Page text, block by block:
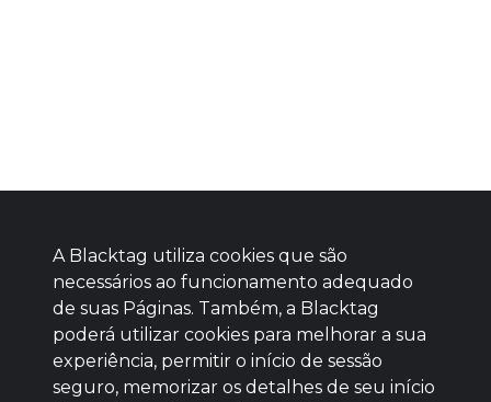
Baixe agora nosso app
A Blacktag utiliza cookies que são
necessários ao funcionamento adequado
de suas Páginas. Também, a Blacktag
poderá utilizar cookies para melhorar a sua
experiência, permitir o início de sessão
seguro, memorizar os detalhes de seu início